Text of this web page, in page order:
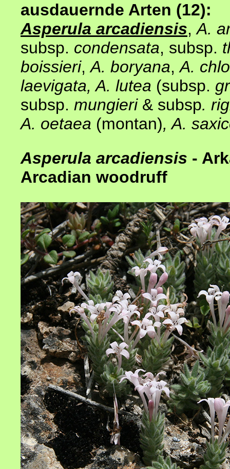
ausdauernde Arten (12):
Asperula arcadiensis,A.
subsp. condensata, subsp.
boissieri,A. boryana,A.
laevigata, A. lutea (subsp.
subsp. mungieri& subsp.
A. oetaea (montan), A.
Asperula arcadiensis -
Arcadian woodruff